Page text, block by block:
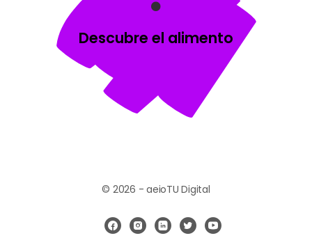
Descubre el alimento
© 2026 - aeioTU Digital